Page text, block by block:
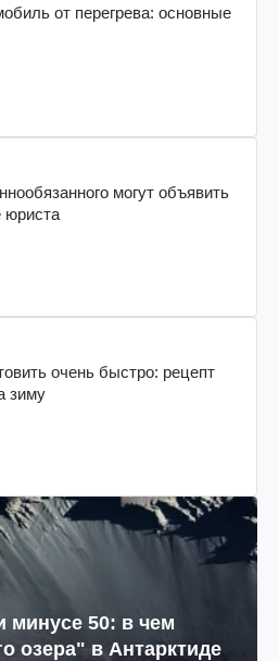
от перегрева: основные
могут объявить
юриста
очень быстро: рецепт
зиму
минусе 50: в чем
озера" в Антарктиде